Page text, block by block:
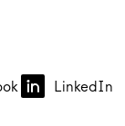
LinkedIn